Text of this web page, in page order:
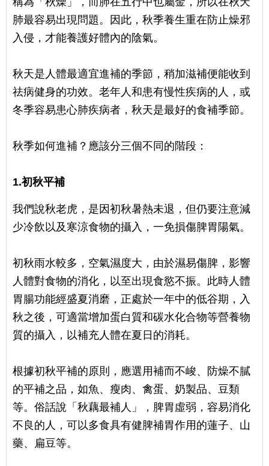
肺最容易出現問題。因此，秋季養生重在防止燥邪
入侵，才能養護好體內的陰氣。
秋天是人體最適宜進補的季節，稍加滋補便能收到
祛病健身的功效。老年人和患有慢性疾病的人，或
冬季容易患心肺疾病者，秋天是最好的食補季節。
秋季如何進補？應該分三個不同的階段：
1.初秋平補
我們說秋老虎，是因初秋暑熱未退，但仍要注意減
少冷飲以及寒涼食物的攝入，一免損傷脾胃陽氣。
初秋雨水較多，空氣濕度大，由於濕易傷脾，影響
人體對食物的消化，以至出現食慾不振。此時人體
胃腸功能經盛夏消磨，正處於一年中的低谷期，入
秋之後，可適當增加蛋白質和碳水化合物等營養物
質的攝入，以補充人體在夏日的消耗。
根據初秋平補的原則，應選用補而不峻、防燥不膩
的平補之品，如魚、瘦肉、禽蛋、奶製品、豆類
等。俗話說「秋藕最補人」，脾胃虛弱，容易消化
不良的人，可以多食具有健脾補胃作用的蓮子、山
藥、扁豆等。